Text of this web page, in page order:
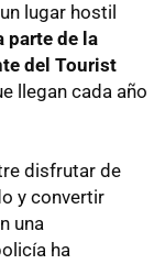
lugar hostil
parte de la
del Tourist
llegan cada año
disfrutar de
y convertir
una
ha